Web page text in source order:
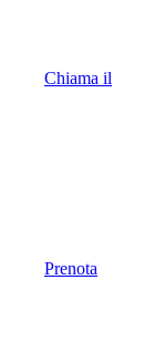
Chiama il
Prenota